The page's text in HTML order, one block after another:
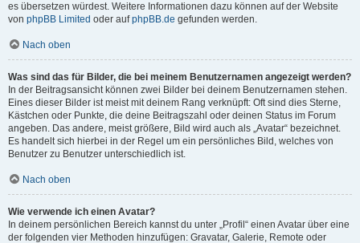
es übersetzen würdest. Weitere Informationen dazu können auf der Website
von phpBB Limited oder aufphpBB.de gefunden werden.
Nach oben
Was sind das für Bilder, die bei meinem Benutzernamen angezeigt werden?
In der Beitragsansicht können zwei Bilder bei deinem Benutzernamen stehen.
Eines dieser Bilder ist meist mit deinem Rang verknüpft: Oft sind dies Sterne,
Kästchen oder Punkte, die deine Beitragszahl oder deinen Status im Forum
angeben. Das andere, meist größere, Bild wird auch als „Avatar“ bezeichnet.
Es handelt sich hierbei in der Regel um ein persönliches Bild, welches von
Benutzer zu Benutzer unterschiedlich ist.
Nach oben
Wie verwende ich einen Avatar?
In deinem persönlichen Bereich kannst du unter „Profil“ einen Avatar über eine
der folgenden vier Methoden hinzufügen: Gravatar, Galerie, Remote oder